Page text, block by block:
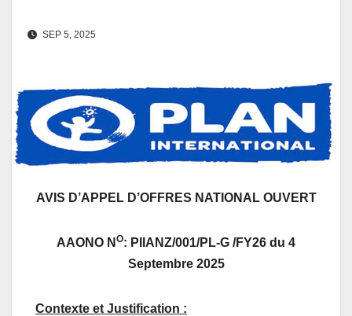
SEP 5, 2025
AVIS D’APPEL D’OFFRES NATIONAL OUVERT
AAONO N O: PIIANZ/001/PL-G /FY26 du 4
Septembre 2025
Contexte et Justification :